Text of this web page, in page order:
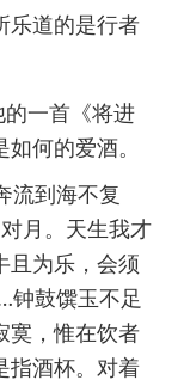
乐道的是行者
一首《将进
何的爱酒。
流到海不复
月。天生我才
且为乐，会须
鼓馔玉不足
寞，惟在饮者
指酒杯。对着